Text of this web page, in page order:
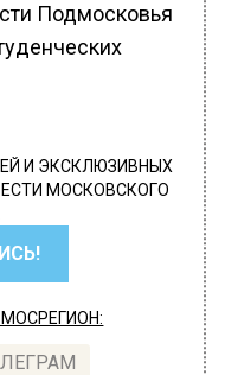
Подмосковья
И ЭКСКЛЮЗИВНЫХ
МОСКОВСКОГО